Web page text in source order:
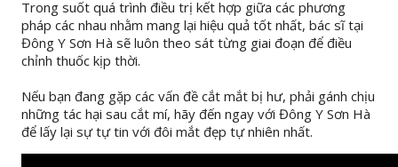
Trong suốt quá trình điều trị kết hợp giữa các phương
pháp các nhau nhằm mang lại hiệu quả tốt nhất, bác sĩ tại
Đông Y Sơn Hà sẽ luôn theo sát từng giai đoạn để điều
chỉnh thuốc kịp thời.
Nếu bạn đang gặp các vấn đề cắt mắt bị hư, phải gánh chịu
những tác hại sau cắt mí, hãy đến ngay với Đông Y Sơn Hà
để lấy lại sự tự tin với đôi mắt đẹp tự nhiên nhất.